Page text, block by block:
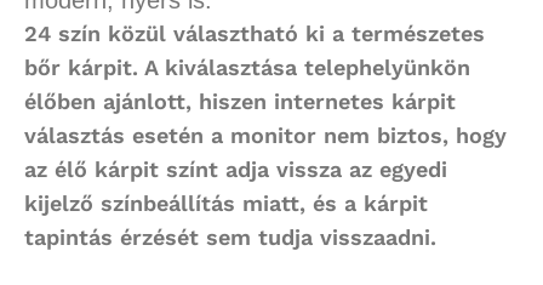
24 szín közül választható ki a természetes
bőr kárpit. A kiválasztása telephelyünkön
élőben ajánlott, hiszen internetes kárpit
választás esetén a monitor nem biztos, hogy
az élő kárpit színt adja vissza az egyedi
kijelző színbeállítás miatt, és a kárpit
tapintás érzését sem tudja visszaadni.